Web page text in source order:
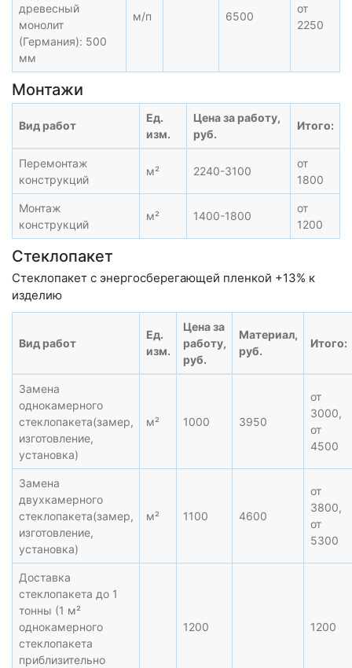
древесный
монолит
(Германия): 500
мм
м/п 6500
от
2250
Монтажи
Вид работ
Ед.
изм.
Цена за работу,
руб.
Итого:
Перемонтаж
конструкций
м² 2240-3100
от
1800
Монтаж
конструкций
м² 1400-1800
от
1200
Стеклопакет
Стеклопакет с энергосберегающей пленкой +13% к
изделию
Вид работ
Ед.
изм.
Цена за
работу,
руб.
Материал,
руб.
Итого:
Замена
однокамерного
стеклопакета(замер,
изготовление,
установка)
м² 1000 3950
от
3000,
от
4500
Замена
двухкамерного
стеклопакета(замер,
изготовление,
установка)
м² 1100 4600
от
3800,
от
5300
Доставка
стеклопакета до 1
тонны (1 м²
однокамерного
стеклопакета
приблизительно
1200 1200